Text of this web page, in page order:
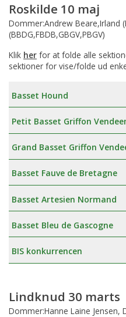
Roskilde 10 maj
Dommer:Andrew Beare,Irland
(BBDG,FBDB,GBGV,PBGV)
Klik her for at folde alle
sektioner for vise/folde ud
Basset Hound
Petit Basset Griffon
Grand Basset Griffon
Basset Fauve de Bretagne
Basset Artesien Normand
Basset Bleu de Gascogne
BIS konkurrencen
Lindknud 30 marts
Dommer:Hanne Laine Jensen,